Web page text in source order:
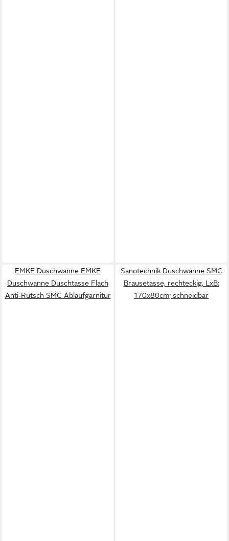
EMKE Duschwanne EMKE
Duschwanne Duschtasse Flach
Anti-Rutsch SMC Ablaufgarnitur
Sanotechnik Duschwanne SMC
Brausetasse, rechteckig, LxB:
170x80cm; schneidbar